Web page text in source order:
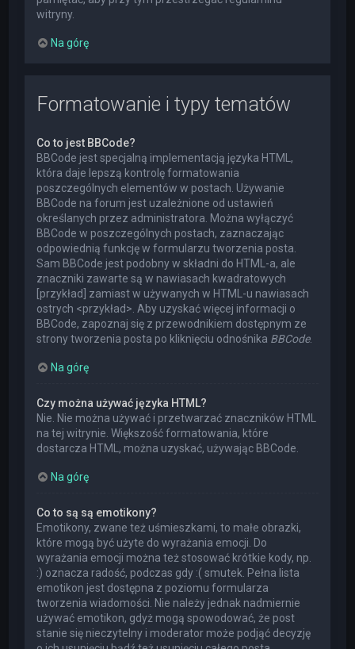
witryny.
Na górę
Formatowanie i typy tematów
Co to jest BBCode?
BBCode jest specjalną implementacją języka HTML,
która daje lepszą kontrolę formatowania
poszczególnych elementów w postach. Używanie
BBCode na forum jest uzależnione od ustawień
określanych przez administratora. Można wyłączyć
BBCode w poszczególnych postach, zaznaczając
odpowiednią funkcję w formularzu tworzenia posta.
Sam BBCode jest podobny w składni do HTML-a, ale
znaczniki zawarte są w nawiasach kwadratowych
[przykład] zamiast w używanych w HTML-u nawiasach
ostrych <przykład>. Aby uzyskać więcej informacji o
BBCode, zapoznaj się z przewodnikiem dostępnym ze
strony tworzenia posta po kliknięciu odnośnika BBCode.
Na górę
Czy można używać języka HTML?
Nie. Nie można używać i przetwarzać znaczników HTML
na tej witrynie. Większość formatowania, które
dostarcza HTML, można uzyskać, używając BBCode.
Na górę
Co to są są emotikony?
Emotikony, zwane też uśmieszkami, to małe obrazki,
które mogą być użyte do wyrażania emocji. Do
wyrażania emocji można też stosować krótkie kody, np.
:) oznacza radość, podczas gdy :( smutek. Pełna lista
emotikon jest dostępna z poziomu formularza
tworzenia wiadomości. Nie należy jednak nadmiernie
używać emotikon, gdyż mogą spowodować, że post
stanie się nieczytelny i moderator może podjąć decyzję